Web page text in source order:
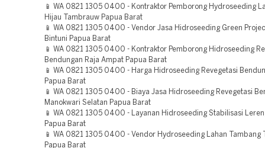
📱 WA 0821 1305 0400 - Kontraktor Pemborong Hydroseeding
Hijau Tambrauw Papua Barat
📱 WA 0821 1305 0400 - Vendor Jasa Hidroseeding Green
Bintuni Papua Barat
📱 WA 0821 1305 0400 - Kontraktor Pemborong Hidroseeding
Bendungan Raja Ampat Papua Barat
📱 WA 0821 1305 0400 - Harga Hidroseeding Revegetasi
Papua Barat
📱 WA 0821 1305 0400 - Biaya Jasa Hidroseeding Revegetasi
Manokwari Selatan Papua Barat
📱 WA 0821 1305 0400 - Layanan Hidroseeding Stabilisasi
Papua Barat
📱 WA 0821 1305 0400 - Vendor Hydroseeding Lahan Tambang
Papua Barat